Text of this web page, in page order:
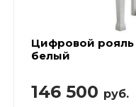
Цифровой рояль
белый
146 500 руб.